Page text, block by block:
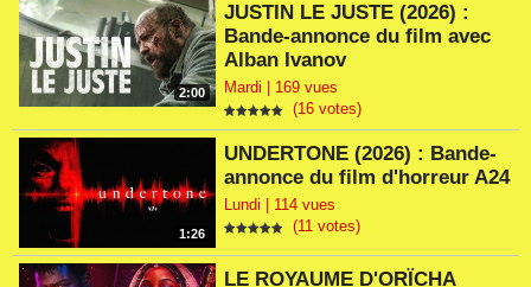
2:00
JUSTIN LE JUSTE (2026) :
Bande-annonce du film avec
Alban Ivanov
Mardi | 169 vues
(16 votes)
1:26
UNDERTONE (2026) : Bande-
annonce du film d'horreur A24
Lundi | 114 vues
(11 votes)
LE ROYAUME D'ORÏCHA